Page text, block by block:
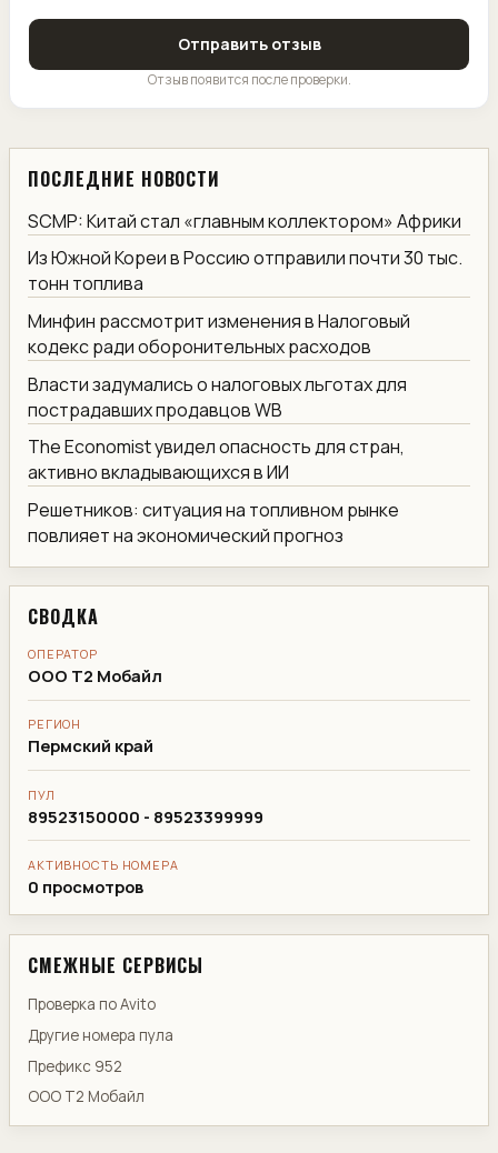
Отправить отзыв
Отзыв появится после проверки.
ПОСЛЕДНИЕ НОВОСТИ
SCMP: Китай стал «главным коллектором» Африки
Из Южной Кореи в Россию отправили почти 30 тыс.
тонн топлива
Минфин рассмотрит изменения в Налоговый
кодекс ради оборонительных расходов
Власти задумались о налоговых льготах для
пострадавших продавцов WB
The Economist увидел опасность для стран,
активно вкладывающихся в ИИ
Решетников: ситуация на топливном рынке
повлияет на экономический прогноз
СВОДКА
ОПЕРАТОР
ООО Т2 Мобайл
РЕГИОН
Пермский край
ПУЛ
89523150000 - 89523399999
АКТИВНОСТЬ НОМЕРА
0 просмотров
СМЕЖНЫЕ СЕРВИСЫ
Проверка по Avito
Другие номера пула
Префикс 952
ООО Т2 Мобайл